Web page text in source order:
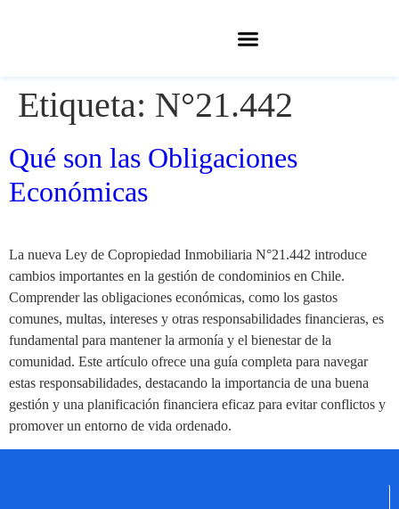
Etiqueta: N°21.442
Qué son las Obligaciones
Económicas
La nueva Ley de Copropiedad Inmobiliaria N°21.442 introduce
cambios importantes en la gestión de condominios en Chile.
Comprender las obligaciones económicas, como los gastos
comunes, multas, intereses y otras responsabilidades financieras, es
fundamental para mantener la armonía y el bienestar de la
comunidad. Este artículo ofrece una guía completa para navegar
estas responsabilidades, destacando la importancia de una buena
gestión y una planificación financiera eficaz para evitar conflictos y
promover un entorno de vida ordenado.